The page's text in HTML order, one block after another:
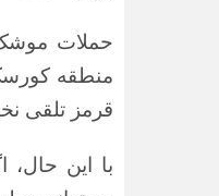
حملات
منطقه
قرمز تلقی
با این حال،